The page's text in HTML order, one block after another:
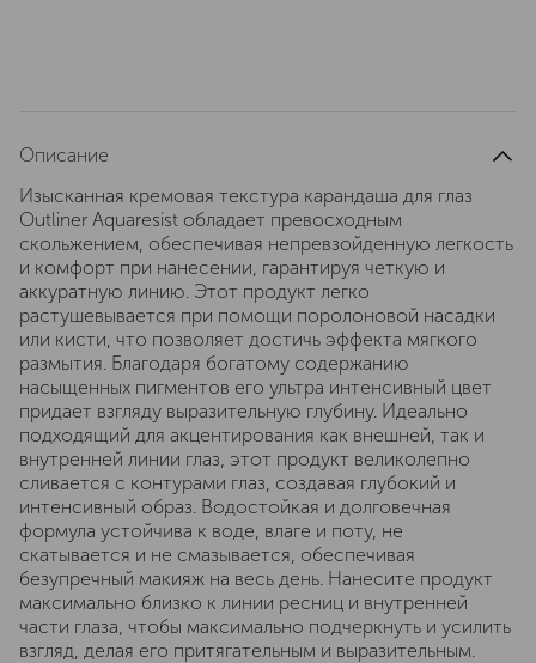
Описание
Изысканная кремовая текстура карандаша для глаз
Outliner Aquaresist обладает превосходным
скольжением, обеспечивая непревзойденную легкость
и комфорт при нанесении, гарантируя четкую и
аккуратную линию. Этот продукт легко
растушевывается при помощи поролоновой насадки
или кисти, что позволяет достичь эффекта мягкого
размытия. Благодаря богатому содержанию
насыщенных пигментов его ультра интенсивный цвет
придает взгляду выразительную глубину. Идеально
подходящий для акцентирования как внешней, так и
внутренней линии глаз, этот продукт великолепно
сливается с контурами глаз, создавая глубокий и
интенсивный образ. Водостойкая и долговечная
формула устойчива к воде, влаге и поту, не
скатывается и не смазывается, обеспечивая
безупречный макияж на весь день. Нанесите продукт
максимально близко к линии ресниц и внутренней
части глаза, чтобы максимально подчеркнуть и усилить
взгляд, делая его притягательным и выразительным.